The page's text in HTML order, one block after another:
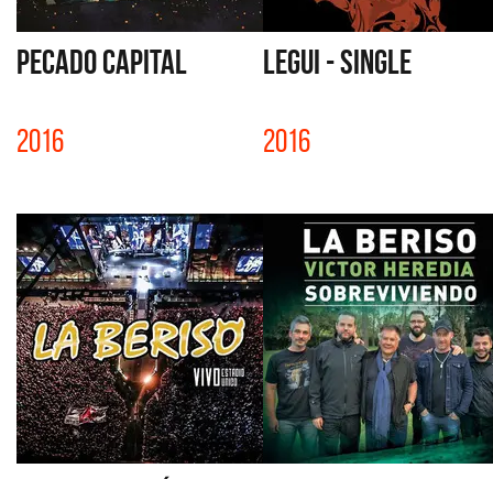
PECADO CAPITAL
2016
LEGUI - SINGLE
2016